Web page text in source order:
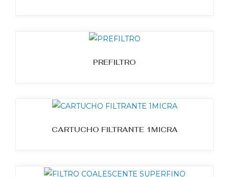
PREFILTRO
CARTUCHO FILTRANTE 1MICRA